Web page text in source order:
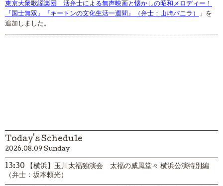
東京大衆歌謡楽団 活弁士による無声映画と懐かしの昭和メロディー！
『国士無双』『キートンの文化生活一週間』（弁士：山崎バニラ） 」を
追加しました。
Today's Schedule
2026.08.09 Sunday
13:30 【横浜】玉川太福独演会 太福の威風堂々 横浜公演特別編
（弁士：坂本頼光）